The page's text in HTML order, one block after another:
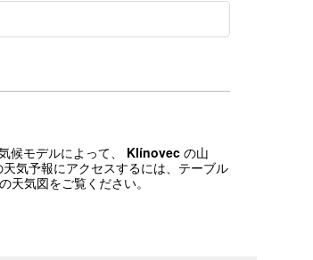
モデルによって、 Klínovec の山
気予報にアクセスするには、テーブル
の天気図をご覧ください。